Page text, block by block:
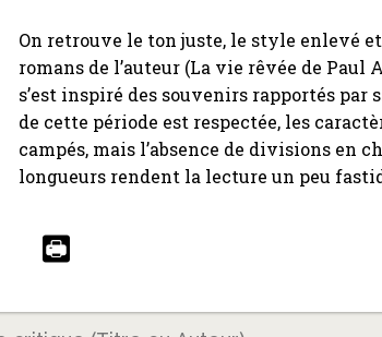
On retrouve le ton juste, le style enlevé
romans de l’auteur (La vie rêvée de Paul
s’est inspiré des souvenirs rapportés
de cette période est respectée, les
campés, mais l’absence de divisions en
longueurs rendent la lecture un peu